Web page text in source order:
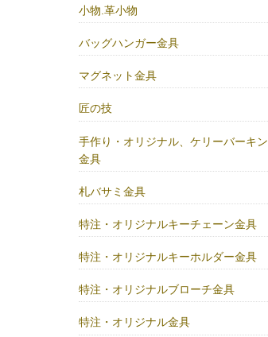
小物.革小物
バッグハンガー金具
マグネット金具
匠の技
手作り・オリジナル、ケリーバーキン
金具
札バサミ金具
特注・オリジナルキーチェーン金具
特注・オリジナルキーホルダー金具
特注・オリジナルブローチ金具
特注・オリジナル金具